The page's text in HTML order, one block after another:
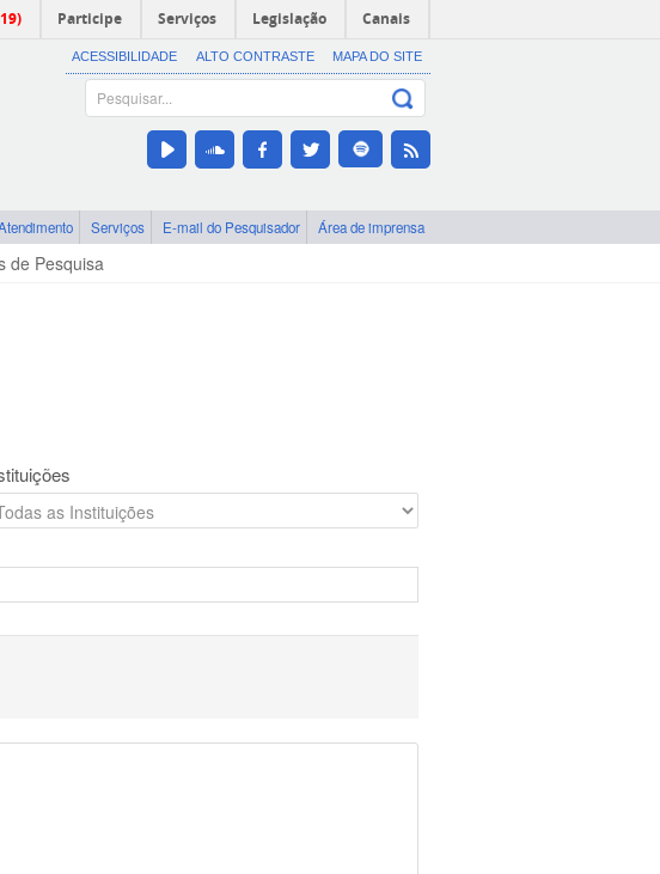
Participe Serviços Legislação Canais
ACESSIBILIDADE ALTO CONTRASTE MAPA DO SITE
Serviços E-mail do Pesquisador Área de imprensa
de Pesquisa